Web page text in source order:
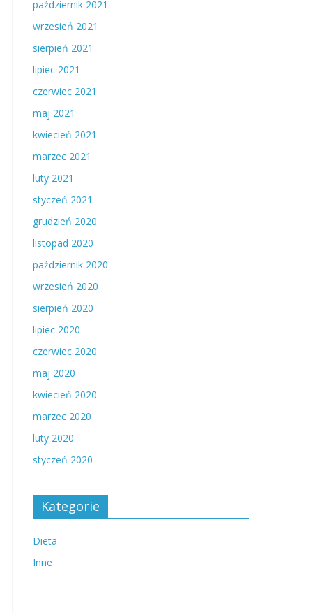
październik 2021
wrzesień 2021
sierpień 2021
lipiec 2021
czerwiec 2021
maj 2021
kwiecień 2021
marzec 2021
luty 2021
styczeń 2021
grudzień 2020
listopad 2020
październik 2020
wrzesień 2020
sierpień 2020
lipiec 2020
czerwiec 2020
maj 2020
kwiecień 2020
marzec 2020
luty 2020
styczeń 2020
Kategorie
Dieta
Inne